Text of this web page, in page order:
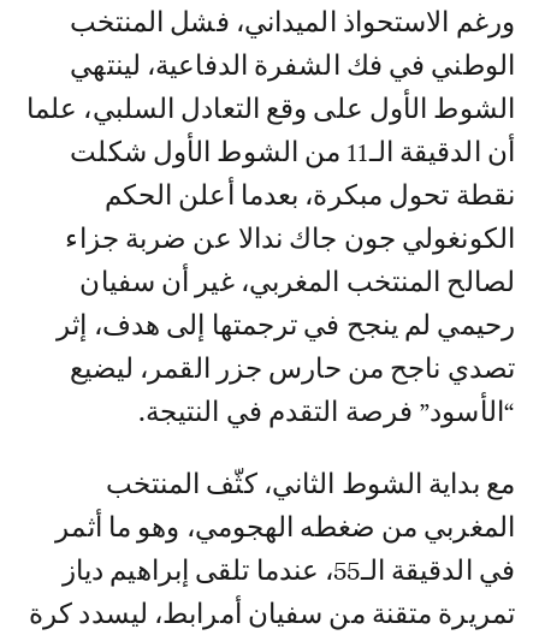
ورغم الاستحواذ الميداني، فشل المنتخب
الوطني في فك الشفرة الدفاعية، لينتهي
الشوط الأول على وقع التعادل السلبي، علما
أن الدقيقة الـ11 من الشوط الأول شكلت
نقطة تحول مبكرة، بعدما أعلن الحكم
الكونغولي جون جاك ندالا عن ضربة جزاء
لصالح المنتخب المغربي، غير أن سفيان
رحيمي لم ينجح في ترجمتها إلى هدف، إثر
تصدي ناجح من حارس جزر القمر، ليضيع
“الأسود” فرصة التقدم في النتيجة.
مع بداية الشوط الثاني، كثّف المنتخب
المغربي من ضغطه الهجومي، وهو ما أثمر
في الدقيقة الـ55، عندما تلقى إبراهيم دياز
تمريرة متقنة من سفيان أمرابط، ليسدد كرة